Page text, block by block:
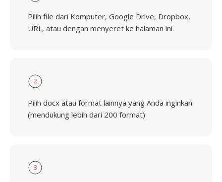
Pilih file dari Komputer, Google Drive, Dropbox,
URL, atau dengan menyeret ke halaman ini.
2
Pilih docx atau format lainnya yang Anda inginkan
(mendukung lebih dari 200 format)
3